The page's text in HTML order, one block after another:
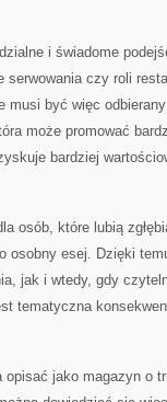
i świadome
czy roli
musi być więc
może promować
bardziej
osób, które lubią
osobny esej. Dzięki
jak i wtedy, gdy
tematyczna
jako magazyn o